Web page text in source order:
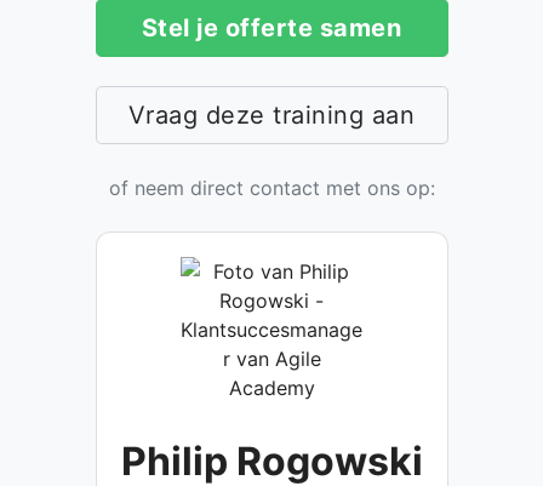
Stel je offerte samen
Vraag deze training aan
of neem direct contact met ons op:
Philip Rogowski